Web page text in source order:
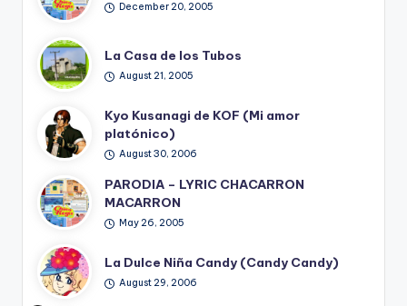
December 20, 2005
La Casa de los Tubos
August 21, 2005
Kyo Kusanagi de KOF (Mi amor
platónico)
August 30, 2006
PARODIA – LYRIC CHACARRON
MACARRON
May 26, 2005
La Dulce Niña Candy (Candy Candy)
August 29, 2006